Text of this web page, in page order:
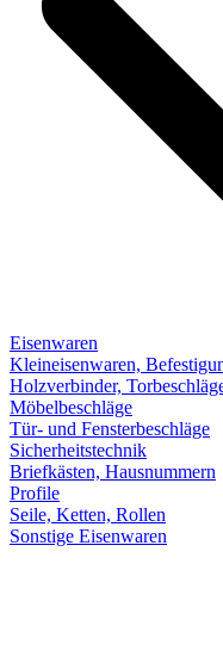
Eisenwaren
Kleineisenwaren,
Holzverbinder,
Möbelbeschläge
Tür- und Fensterbeschläge
Sicherheitstechnik
Briefkästen, Hausnummern
Profile
Seile, Ketten, Rollen
Sonstige Eisenwaren